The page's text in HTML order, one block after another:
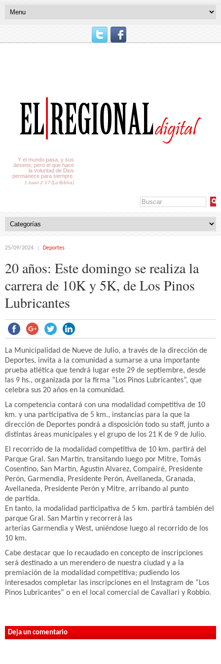
Y el mundo pasa, y sus
deseos; pero el que hace
la voluntad de Dios
permanece para siempre.
1 Juan 2:17 (La Biblia)
25/09/2024 Deportes
20 años: Este domingo se realiza la
carrera de 10K y 5K, de Los Pinos
Lubricantes
La Municipalidad de Nueve de Julio, a través de la dirección de
Deportes, invita a la comunidad a sumarse a una importante
prueba atlética que tendrá lugar este 29 de septiembre, desde
las 9 hs., organizada por la firma “Los Pinos Lubricantes”, que
celebra sus 20 años en la comunidad.
La competencia contará con una modalidad competitiva de 10
km. y una participativa de 5 km., instancias para la que la
dirección de Deportes pondrá a disposición todo su staff, junto a
distintas áreas municipales y el grupo de los 21 K de 9 de Julio.
El recorrido de la modalidad competitiva de 10 km. partirá del
Parque Gral. San Martín, transitando luego por Mitre, Tomás
Cosentino, San Martín, Agustín Alvarez, Compairé, Presidente
Perón, Garmendia, Presidente Perón, Avellaneda, Granada,
Avellaneda, Presidente Perón y Mitre, arribando al punto
de partida.
En tanto, la modalidad participativa de 5 km. partirá también del
parque Gral. San Martín y recorrerá las
arterias Garmendia y West, uniéndose luego al recorrido de los
10 km.
Cabe destacar que lo recaudado en concepto de inscripciones
será destinado a un merendero de nuestra ciudad y a la
premiación de la modalidad competitiva; pudiendo los
interesados completar las inscripciones en el Instagram de “Los
Pinos Lubricantes” o en el local comercial de Cavallari y Robbio.
Deja un comentario